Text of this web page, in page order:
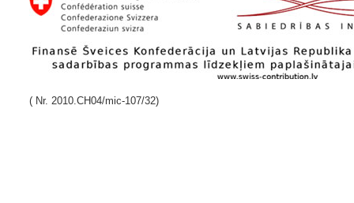
( Nr. 2010.CH04/mic-107/32)